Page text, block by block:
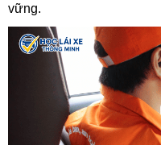
vững.